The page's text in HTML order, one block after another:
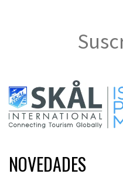
NOVEDADES